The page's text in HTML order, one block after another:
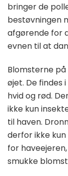
bringer de
bestøvningen
afgørende for
evnen til at
Blomsterne
øjet. De findes
hvid og rød.
ikke kun
til haven.
derfor ikke
for
smukke